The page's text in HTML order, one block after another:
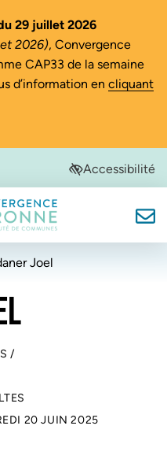
29 juillet 2026
2026), Convergence
CAP33 de la semaine
d’information en cliquant
onglet)onglet)
nouvel onglet)Accessibilité
Garonne
Joel
/
20 JUIN 2025